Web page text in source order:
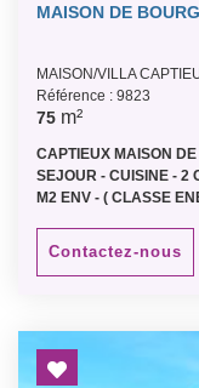
MAISON DE
MAISON/VILLA
Référence : 9823
75 m²
CAPTIEUX MAISON
SEJOUR - CUISINE - 2
M2 ENV - ( CLASSE
Contactez-nous